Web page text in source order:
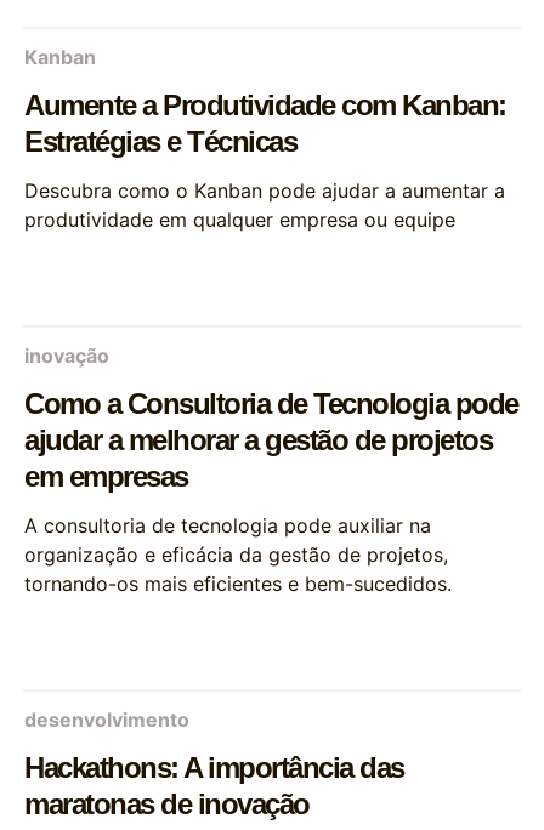
Kanban
Aumente a Produtividade com Kanban:
Estratégias e Técnicas
Descubra como o Kanban pode ajudar a aumentar a
produtividade em qualquer empresa ou equipe
inovação
Como a Consultoria de Tecnologia pode
ajudar a melhorar a gestão de projetos
em empresas
A consultoria de tecnologia pode auxiliar na
organização e eficácia da gestão de projetos,
tornando-os mais eficientes e bem-sucedidos.
desenvolvimento
Hackathons: A importância das
maratonas de inovação